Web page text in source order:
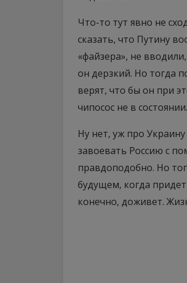
Что-то тут явно не
сказать, что Путину
«файзера», не
он дерзкий. Но тогда
верят, что бы он при
чипосос не в
Ну нет, уж про
завоевать Россию с
правдоподобно. Но
будущем, когда придет
конечно, доживет.